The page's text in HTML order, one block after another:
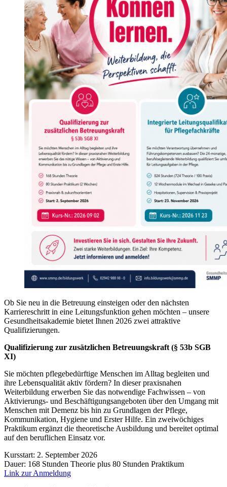
Ob Sie neu in die Betreuung einsteigen oder den nächsten
Karriereschritt in eine Leitungsfunktion gehen möchten – unsere
Gesundheitsakademie bietet Ihnen 2026 zwei attraktive
Qualifizierungen.
Qualifizierung zur zusätzlichen Betreuungskraft (§ 53b SGB
XI)
Sie möchten pflegebedürftige Menschen im Alltag begleiten und
ihre Lebensqualität aktiv fördern? In dieser praxisnahen
Weiterbildung erwerben Sie das notwendige Fachwissen – von
Aktivierungs- und Beschäftigungsangeboten über den Umgang mit
Menschen mit Demenz bis hin zu Grundlagen der Pflege,
Kommunikation, Hygiene und Erster Hilfe. Ein zweiwöchiges
Praktikum ergänzt die theoretische Ausbildung und bereitet optimal
auf den beruflichen Einsatz vor.
Kursstart: 2. September 2026
Dauer: 168 Stunden Theorie plus 80 Stunden Praktikum
Link zur Anmeldung